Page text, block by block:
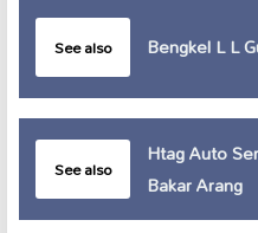
See also Bengkel L L
See also
Htag Auto
Bakar Arang